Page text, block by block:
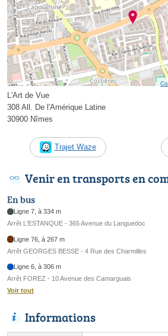
L'Art de Vue
308 All. De l'Amérique Latine
30900 Nîmes
Trajet Waze
Venir en transports en
En bus
Ligne 7, à 334 m
Arrêt L'ESTANQUE - 365 Avenue du Languedoc
Ligne 76, à 267 m
Arrêt GEORGES BESSE - 4 Rue des Charmilles
Ligne 6, à 306 m
Arrêt FOREZ - 10 Avenue des Camarguais
Voir tout
Informations